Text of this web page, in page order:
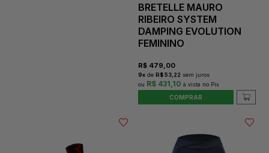
BRETELLE MAURO
RIBEIRO SYSTEM
DAMPING EVOLUTION
FEMININO
R$ 479,00
9x de R$ 53,22 sem juros
R$ 431,10
COMPRAR